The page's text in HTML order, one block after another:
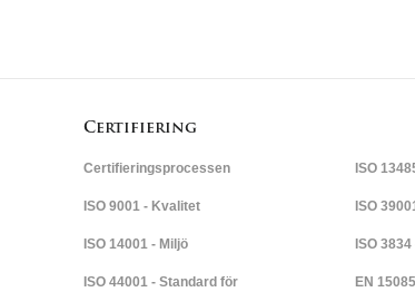
Certifiering
Certifieringsprocessen
ISO 9001 - Kvalitet
ISO 14001 - Miljö
ISO 44001 - Standard för
ISO
ISO
ISO
EN